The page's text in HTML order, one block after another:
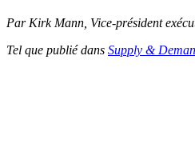
Par Kirk Mann, Vice-président
Tel que publié dans Supply &